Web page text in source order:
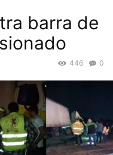
barra de
0
446